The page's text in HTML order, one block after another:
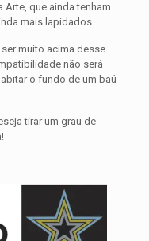
que ainda tenham
mais lapidados.
muito acima desse
não será
o fundo de um baú
tirar um grau de